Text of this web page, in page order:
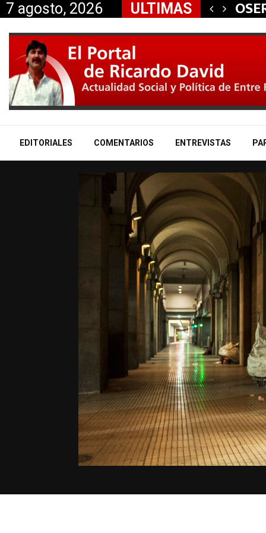
7 agosto, 2026 ULTIMAS
aliados a la…
EDITORIALES COMENTARIOS ENTREVISTAS